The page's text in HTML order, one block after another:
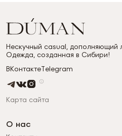
Нескучный casual, дополняющий
Одежда, созданная в Сибири!
ВКонтактеTelegram
Карта сайта
О нас